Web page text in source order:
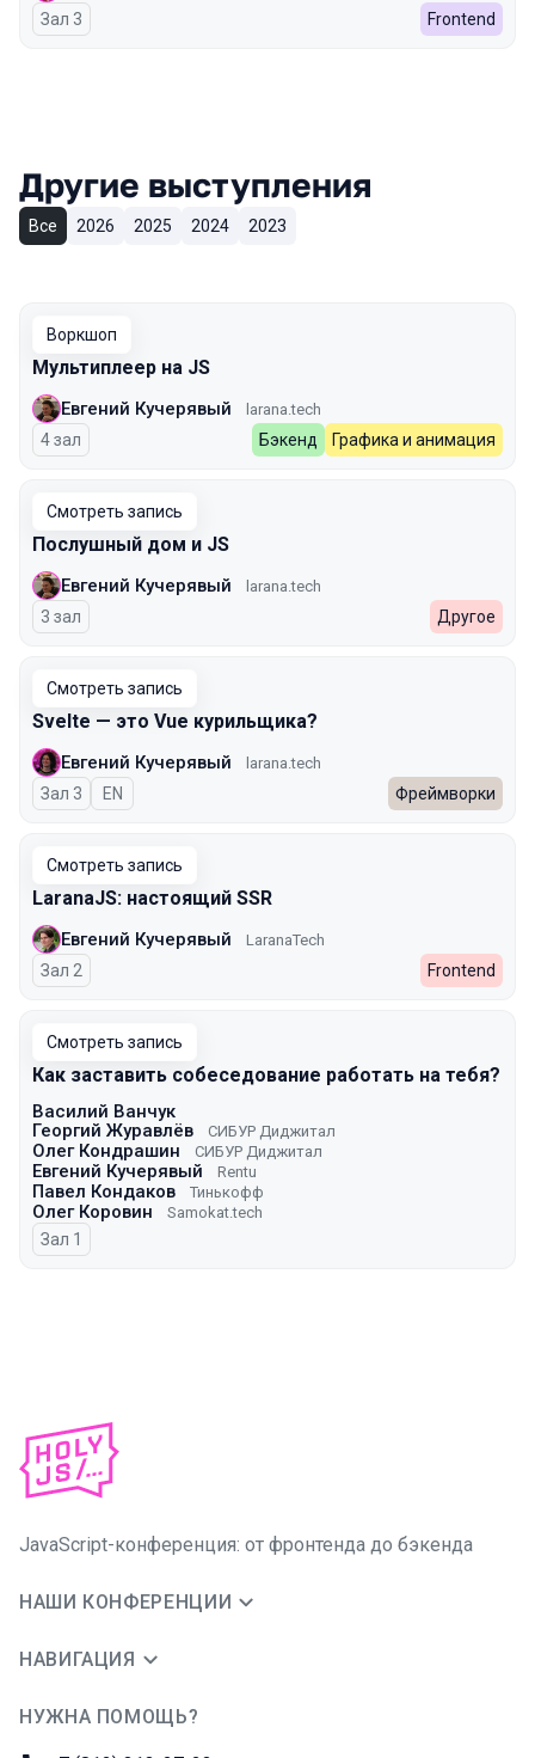
Зал 3 Frontend
Другие выступления
Все 2026 2025 2024 2023
Воркшоп
Мультиплеер на JS
Евгений Кучерявый larana.tech
4 зал Бэкенд Графика и анимация
Смотреть запись
Послушный дом и JS
Евгений Кучерявый larana.tech
3 зал Другое
Смотреть запись
Svelte — это Vue курильщика?
Евгений Кучерявый larana.tech
Зал 3 На английском языке
EN Фреймворки
Смотреть запись
LaranaJS: настоящий SSR
Евгений Кучерявый LaranaTech
Зал 2 Frontend
Смотреть запись
Как заставить собеседование работать на тебя?
Василий Ванчук
Георгий Журавлёв
СИБУР Диджитал
Олег Кондрашин СИБУР Диджитал
Евгений Кучерявый Rentu
Павел Кондаков Тинькофф
Олег Коровин Samokat.tech
Зал 1
JavaScript-конференция: от фронтенда до бэкенда
НАШИ КОНФЕРЕНЦИИ
НАВИГАЦИЯ
НУЖНА ПОМОЩЬ?